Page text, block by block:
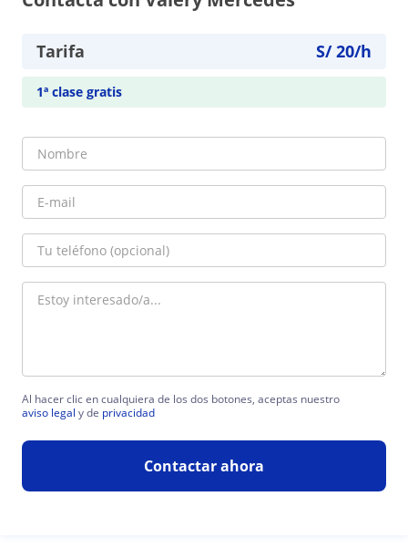
Tarifa S/20/h
1ª clase gratis
Al hacer clic en cualquiera de los dos botones, aceptas nuestro
aviso legal y de privacidad
Contactar ahora